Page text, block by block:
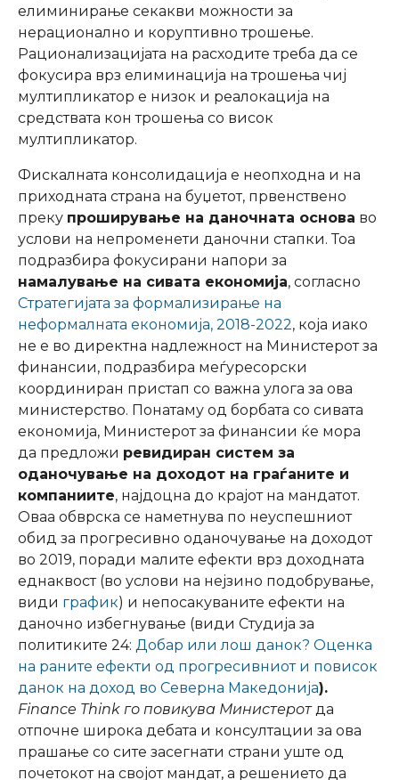
елиминирање секакви можности за
нерационално и коруптивно трошење.
Рационализацијата на расходите треба да се
фокусира врз елиминација на трошења чиј
мултипликатор е низок и реалокација на
средствата кон трошења со висок
мултипликатор.
Фискалната консолидација е неопходна и на
приходната страна на буџетот, првенствено
преку проширување на даночната основа во
услови на непроменети даночни стапки. Тоа
подразбира фокусирани напори за
намалување на сивата економија, согласно
Стратегијата за формализирање на
неформалната економија, 2018-2022, која иако
не е во директна надлежност на Министерот за
финансии, подразбира меѓуресорски
координиран пристап со важна улога за ова
министерство. Понатаму од борбата со сивата
економија, Министерот за финансии ќе мора
да предложи ревидиран систем за
оданочување на доходот на граѓаните и
компаниите, најдоцна до крајот на мандатот.
Оваа обврска се наметнува по неуспешниот
обид за прогресивно оданочување на доходот
во 2019, поради малите ефекти врз доходната
еднаквост (во услови на нејзино подобрување,
види график) и непосакуваните ефекти на
даночно избегнување (види Студија за
политиките 24: Добар или лош данок? Оценка
на раните ефекти од прогресивниот и повисок
данок на доход во Северна Македонија).
Finance Think го повикува Министеротда
отпочне широка дебата и консултации за ова
прашање со сите засегнати страни уште од
почетокот на својот мандат, а решението да